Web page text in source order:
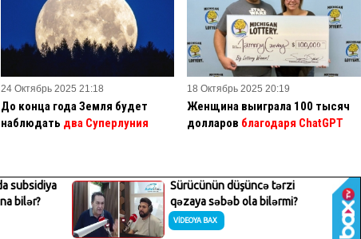
24 Октябрь 2025 21:18
До конца года Земля будет
наблюдать два Суперлуния
18 Октябрь 2025 20:19
Женщина выиграла 100 тысяч
долларов благодаря ChatGPT